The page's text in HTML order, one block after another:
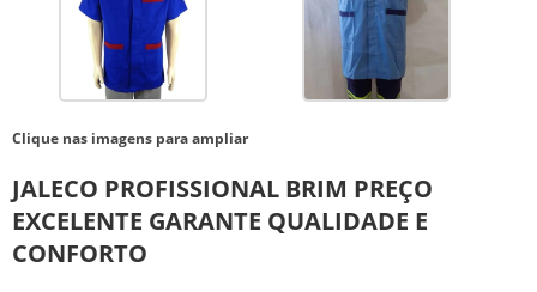
Clique nas imagens para ampliar
JALECO PROFISSIONAL BRIM PREÇO
EXCELENTE GARANTE QUALIDADE E
CONFORTO